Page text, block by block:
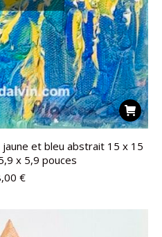
et bleu abstrait 15 x 15
x 5,9 pouces
€